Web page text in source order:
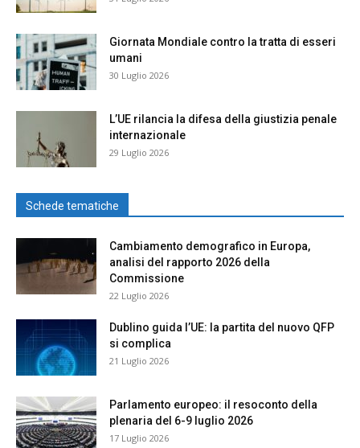
Giornata Mondiale contro la tratta di esseri
umani
30 Luglio 2026
L’UE rilancia la difesa della giustizia penale
internazionale
29 Luglio 2026
Schede tematiche
Cambiamento demografico in Europa,
analisi del rapporto 2026 della
Commissione
22 Luglio 2026
Dublino guida l’UE: la partita del nuovo QFP
si complica
21 Luglio 2026
Parlamento europeo: il resoconto della
plenaria del 6-9 luglio 2026
17 Luglio 2026